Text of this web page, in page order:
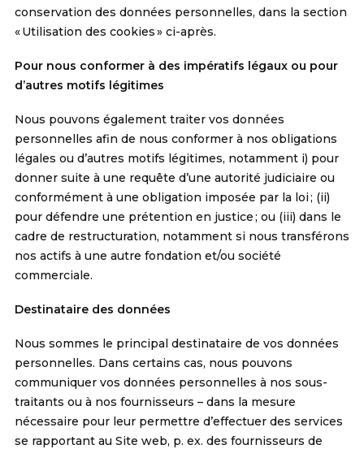
conservation des données personnelles, dans la section
« Utilisation des cookies » ci-après.
Pour nous conformer à des impératifs légaux ou pour
d’autres motifs légitimes
Nous pouvons également traiter vos données
personnelles afin de nous conformer à nos obligations
légales ou d’autres motifs légitimes, notamment i) pour
donner suite à une requête d’une autorité judiciaire ou
conformément à une obligation imposée par la loi ; (ii)
pour défendre une prétention en justice ; ou (iii) dans le
cadre de restructuration, notamment si nous transférons
nos actifs à une autre fondation et/ou société
commerciale.
Destinataire des données
Nous sommes le principal destinataire de vos données
personnelles. Dans certains cas, nous pouvons
communiquer vos données personnelles à nos sous-
traitants ou à nos fournisseurs – dans la mesure
nécessaire pour leur permettre d’effectuer des services
se rapportant au Site web, p. ex. des fournisseurs de